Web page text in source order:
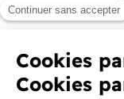
en 24/72h